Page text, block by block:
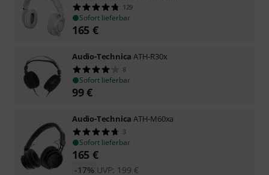
129
Sofort lieferbar
165 €
Audio-Technica ATH-R30x
8
Sofort lieferbar
99€
Audio-Technica ATH-M60xa
3
Sofort lieferbar
165 €
UVP: 199 €
-17%